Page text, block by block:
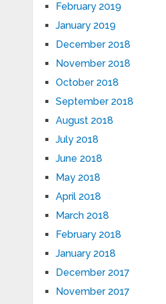
February 2019
January 2019
December 2018
November 2018
October 2018
September 2018
August 2018
July 2018
June 2018
May 2018
April 2018
March 2018
February 2018
January 2018
December 2017
November 2017